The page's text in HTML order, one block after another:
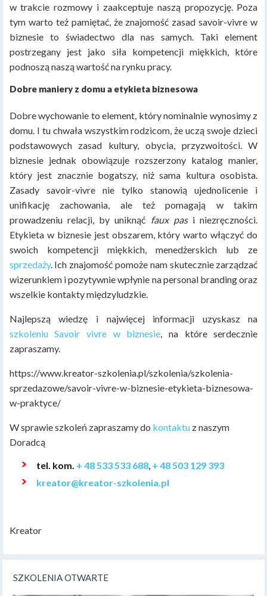
w trakcie rozmowy i zaakceptuje naszą propozycję. Poza
tym warto też pamiętać, że znajomość zasad savoir-vivre w
biznesie to świadectwo dla nas samych. Taki element
postrzegany jest jako siła kompetencji miękkich, które
podnoszą naszą wartość na rynku pracy.
Dobre maniery z domu a etykieta biznesowa
Dobre wychowanie to element, który nominalnie wynosimy z
domu. I tu chwała wszystkim rodzicom, że uczą swoje dzieci
podstawowych zasad kultury, obycia, przyzwoitości. W
biznesie jednak obowiązuje rozszerzony katalog manier,
który jest znacznie bogatszy, niż sama kultura osobista.
Zasady savoir-vivre nie tylko stanowią ujednolicenie i
unifikację zachowania, ale też pomagają w takim
prowadzeniu relacji, by uniknąć faux pasi niezręczności.
Etykieta w biznesie jest obszarem, który warto włączyć do
swoich kompetencji miękkich, menedżerskich lub ze
sprzedaży. Ich znajomość pomoże nam skutecznie zarządzać
wizerunkiem i pozytywnie wpłynie na personal branding oraz
wszelkie kontakty międzyludzkie.
Najlepszą wiedzę i najwięcej informacji uzyskasz na
szkoleniu Savoir vivre w biznesie, na które serdecznie
zapraszamy.
https://www.kreator-szkolenia.pl/szkolenia/szkolenia-
sprzedazowe/savoir-vivre-w-biznesie-etykieta-biznesowa-
w-praktyce/
W sprawie szkoleń zapraszamy do kontaktuz naszym
Doradcą
tel. kom. + 48 533 533 688, + 48 503 129 393
kreator@kreator-szkolenia.pl
Kreator
SZKOLENIA OTWARTE